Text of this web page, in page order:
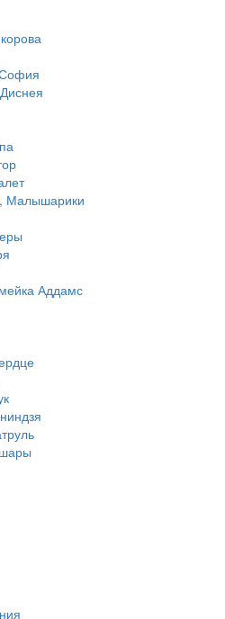
Малышарики
Аддамс